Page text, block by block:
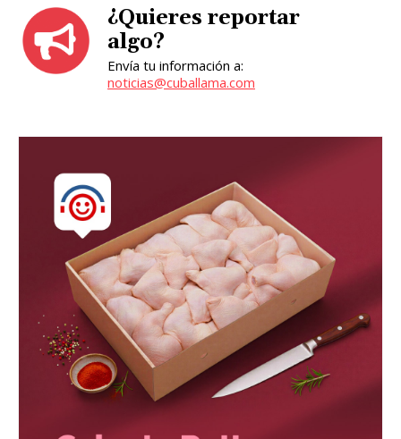
¿Quieres reportar
algo?
Envía tu información a:
noticias@cuballama.com